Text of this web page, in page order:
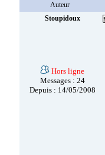
Auteur
Stoupidoux
Hors ligne
Messages : 24
Depuis : 14/05/2008